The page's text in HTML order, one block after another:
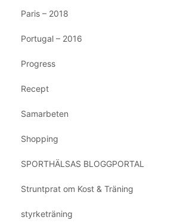
Paris – 2018
Portugal – 2016
Progress
Recept
Samarbeten
Shopping
SPORTHÄLSAS BLOGGPORTAL
Struntprat om Kost & Träning
styrketräning